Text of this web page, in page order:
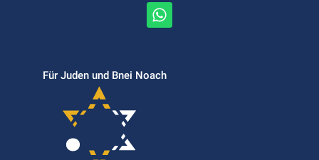
Für Juden und Bnei Noach